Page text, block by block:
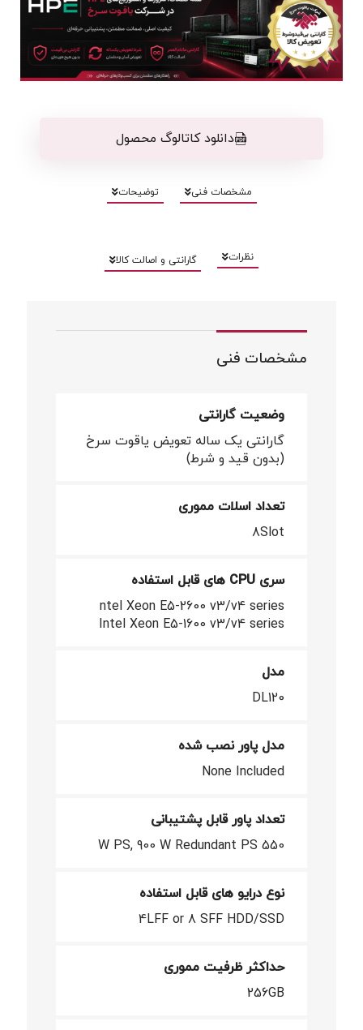
دانلود کاتالوگ محصول
مشخصات فنی توضیحات
نظرات گارانتی و اصالت کالا
مشخصات فنی
وضعیت گارانتی
گارانتی یک ساله تعویض یاقوت سرخ
(بدون قید و شرط)
تعداد اسلات مموری
8Slot
سری CPU های قابل استفاده
ntel Xeon E5-2600 v3/v4 series
Intel Xeon E5-1600 v3/v4 series
مدل
DL120
مدل پاور نصب شده
None Included
تعداد پاور قابل پشتیبانی
550 W PS, 900 W Redundant PS
نوع درایو های قابل استفاده
4LFF or 8 SFF HDD/SSD
حداکثر ظرفیت مموری
256GB